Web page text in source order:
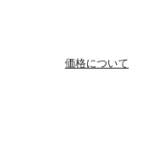
価格について